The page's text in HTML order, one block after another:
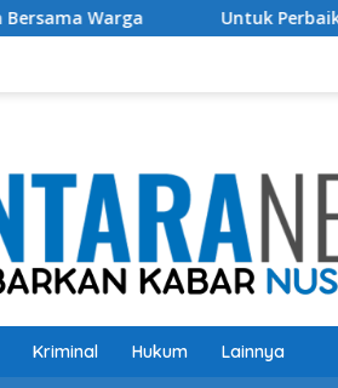
Untuk Perbaikan Bangsa ke Depan,
Kriminal Hukum Lainnya